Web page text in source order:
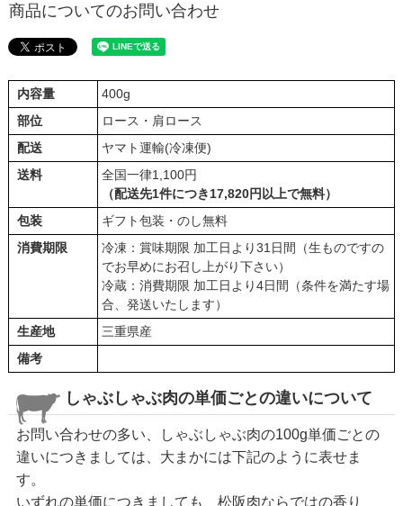
商品についてのお問い合わせ
内容量
400g
部位
ロース・肩ロース
配送
ヤマト運輸(冷凍便)
送料
全国一律1,100円
（配送先1件につき17,820円以上で無料）
包装
ギフト包装・のし無料
消費期限
冷凍：賞味期限 加工日より31日間（生ものですの
でお早めにお召し上がり下さい）
冷蔵：消費期限 加工日より4日間（条件を満たす場
合、発送いたします）
生産地
三重県産
備考
しゃぶしゃぶ肉の単価ごとの違いについて
お問い合わせの多い、しゃぶしゃぶ肉の100g単価ごとの
違いにつきましては、大まかには下記のように表せま
す。
いずれの単価につきましても、松阪肉ならではの香り